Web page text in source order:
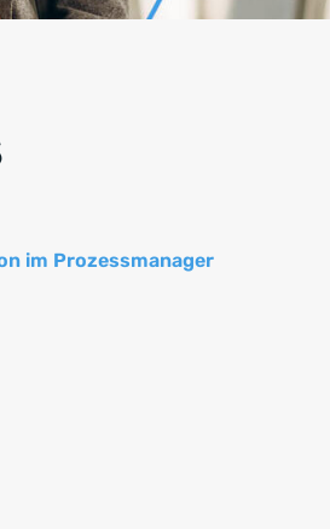
im Prozessmanager